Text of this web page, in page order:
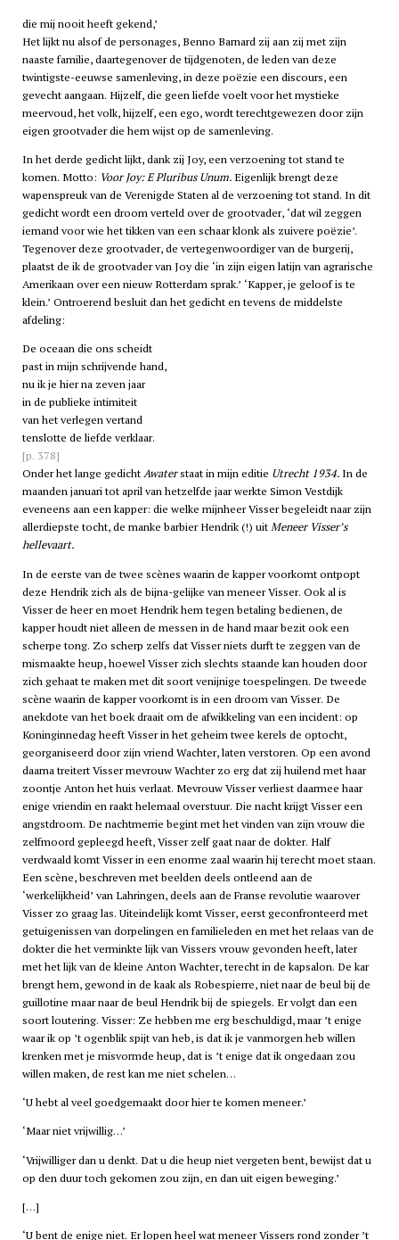
die mij nooit heeft gekend,’
Het lijkt nu alsof de personages, Benno Barnard zij aan zij met zijn
naaste familie, daartegenover de tijdgenoten, de leden van deze
twintigste-eeuwse samenleving, in deze poëzie een discours, een
gevecht aangaan. Hijzelf, die geen liefde voelt voor het mystieke
meervoud, het volk, hijzelf, een ego, wordt terechtgewezen door zijn
eigen grootvader die hem wijst op de samenleving.
In het derde gedicht lijkt, dank zij Joy, een verzoening tot stand te
komen. Motto: Voor Joy: E Pluribus Unum.Eigenlijk brengt deze
wapenspreuk van de Verenigde Staten al de verzoening tot stand. In dit
gedicht wordt een droom verteld over de grootvader, ‘dat wil zeggen
iemand voor wie het tikken van een schaar klonk als zuivere poëzie’.
Tegenover deze grootvader, de vertegenwoordiger van de burgerij,
plaatst de ik de grootvader van Joy die ‘in zijn eigen latijn van agrarische
Amerikaan over een nieuw Rotterdam sprak.’ ‘Kapper, je geloof is te
klein.’ Ontroerend besluit dan het gedicht en tevens de middelste
afdeling:
De oceaan die ons scheidt
past in mijn schrijvende hand,
nu ik je hier na zeven jaar
in de publieke intimiteit
van het verlegen vertand
tenslotte de liefde verklaar.
[p. 378]
Onder het lange gedichtAwaterstaat in mijn editie Utrecht 1934.In de
maanden januari tot april van hetzelfde jaar werkte Simon Vestdijk
eveneens aan een kapper: die welke mijnheer Visser begeleidt naar zijn
allerdiepste tocht, de manke barbier Hendrik (!) uitMeneer Visser’s
hellevaart.
In de eerste van de twee scènes waarin de kapper voorkomt ontpopt
deze Hendrik zich als de bijna-gelijke van meneer Visser. Ook al is
Visser de heer en moet Hendrik hem tegen betaling bedienen, de
kapper houdt niet alleen de messen in de hand maar bezit ook een
scherpe tong. Zo scherp zelfs dat Visser niets durft te zeggen van de
mismaakte heup, hoewel Visser zich slechts staande kan houden door
zich gehaat te maken met dit soort venijnige toespelingen. De tweede
scène waarin de kapper voorkomt is in een droom van Visser. De
anekdote van het boek draait om de afwikkeling van een incident: op
Koninginnedag heeft Visser in het geheim twee kerels de optocht,
georganiseerd door zijn vriend Wachter, laten verstoren. Op een avond
daarna treitert Visser mevrouw Wachter zo erg dat zij huilend met haar
zoontje Anton het huis verlaat. Mevrouw Visser verliest daarmee haar
enige vriendin en raakt helemaal overstuur. Die nacht krijgt Visser een
angstdroom. De nachtmerrie begint met het vinden van zijn vrouw die
zelfmoord gepleegd heeft, Visser zelf gaat naar de dokter. Half
verdwaald komt Visser in een enorme zaal waarin hij terecht moet staan.
Een scène, beschreven met beelden deels ontleend aan de
‘werkelijkheid’ van Lahringen, deels aan de Franse revolutie waarover
Visser zo graag las. Uiteindelijk komt Visser, eerst geconfronteerd met
getuigenissen van dorpelingen en familieleden en met het relaas van de
dokter die het verminkte lijk van Vissers vrouw gevonden heeft, later
met het lijk van de kleine Anton Wachter, terecht in de kapsalon. De kar
brengt hem, gewond in de kaak als Robespierre, niet naar de beul bij de
guillotine maar naar de beul Hendrik bij de spiegels. Er volgt dan een
soort loutering. Visser: Ze hebben me erg beschuldigd, maar ’t enige
waar ik op ’t ogenblik spijt van heb, is dat ik je vanmorgen heb willen
krenken met je misvormde heup, dat is ’t enige dat ik ongedaan zou
willen maken, de rest kan me niet schelen…
‘U hebt al veel goedgemaakt door hier te komen meneer.’
‘Maar niet vrijwillig…’
‘Vrijwilliger dan u denkt. Dat u die heup niet vergeten bent, bewijst dat u
op den duur toch gekomen zou zijn, en dan uit eigen beweging.’
[…]
‘U bent de enige niet. Er lopen heel wat meneer Vissers rond zonder ’t